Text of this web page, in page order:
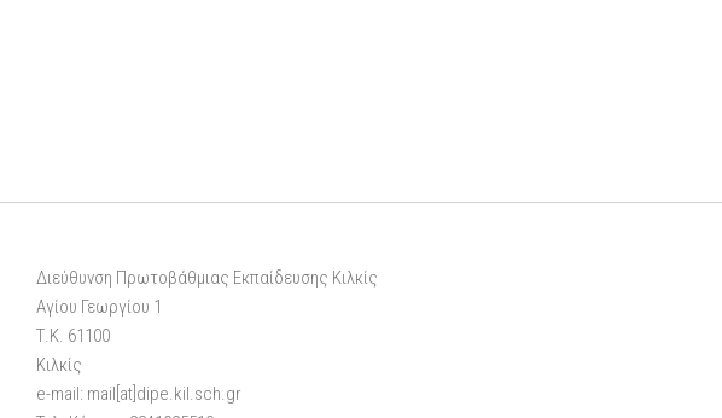
Διεύθυνση Πρωτοβάθμιας Εκπαίδευσης Κιλκίς
Αγίου Γεωργίου 1
Τ.Κ. 61100
Κιλκίς
e-mail: mail[at]dipe.kil.sch.gr